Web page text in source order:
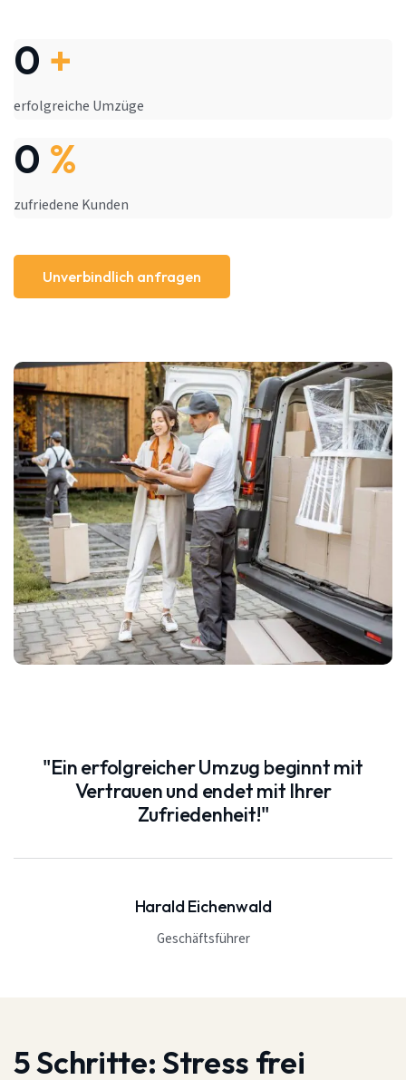
"Ein erfolgreicher Umzug beginnt mit
Vertrauen und endet mit Ihrer
Zufriedenheit!"
Harald Eichenwald
Geschäftsführer
0 +
erfolgreiche Umzüge
0 %
zufriedene Kunden
Unverbindlich anfragen
5 Schritte:Stress frei